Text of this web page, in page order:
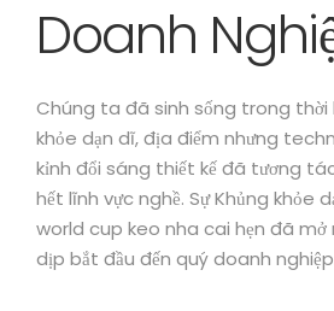
Doanh
Chúng ta đã sinh sống trong thời
khỏe dạn dĩ, địa điểm nhưng
kỉnh đổi sáng thiết kế đã tương
hết lĩnh vực nghề. Sự Khủng khỏe
world cup keo nha cai hẹn đã
dịp bắt đầu đến quý doanh